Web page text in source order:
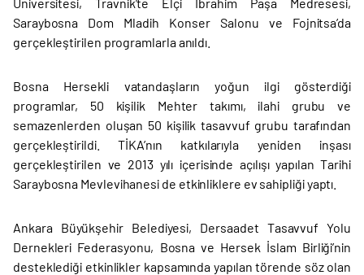
Saraybosna Dom Mladih Konser Salonu ve Fojnitsa’da
gerçekleştirilen programlarla anıldı.
Bosna Hersekli vatandaşların yoğun ilgi gösterdiği
programlar, 50 kişilik Mehter takımı, ilahi grubu ve
semazenlerden oluşan 50 kişilik tasavvuf grubu tarafından
gerçekleştirildi. TİKA’nın katkılarıyla yeniden inşası
gerçekleştirilen ve 2013 yılı içerisinde açılışı yapılan Tarihi
Saraybosna Mevlevihanesi de etkinliklere ev sahipliği yaptı.
Ankara Büyükşehir Belediyesi, Dersaadet Tasavvuf Yolu
Dernekleri Federasyonu, Bosna ve Hersek İslam Birliği’nin
desteklediği etkinlikler kapsamında yapılan törende söz olan